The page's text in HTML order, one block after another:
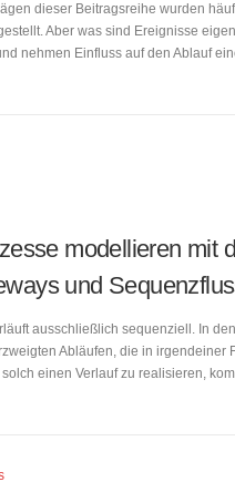
dieser Beitragsreihe wurden
Aber was sind Ereignisse
nehmen Einfluss auf den Ablauf
modellieren mit
und
ausschließlich sequenziell. In
Abläufen, die in irgendeiner
einen Verlauf zu realisieren,